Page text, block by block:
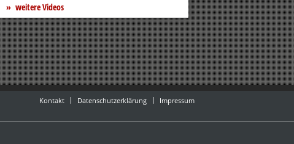
weitere Videos
Kontakt Datenschutzerklärung Impressum